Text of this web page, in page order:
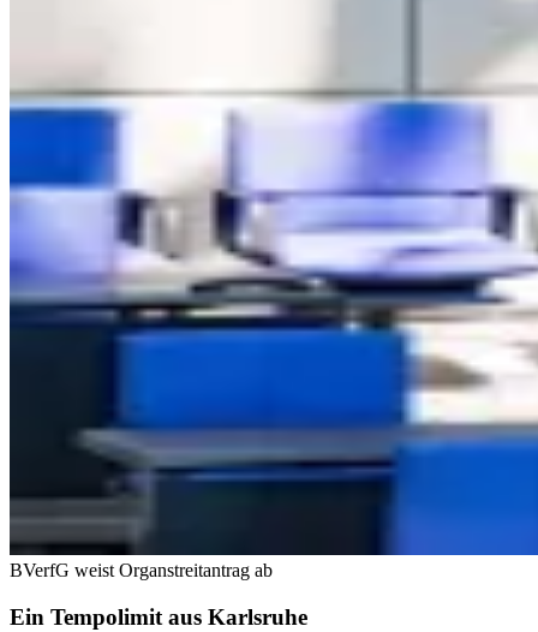
BVerfG weist Organstreitantrag ab
Ein Tempolimit aus Karlsruhe